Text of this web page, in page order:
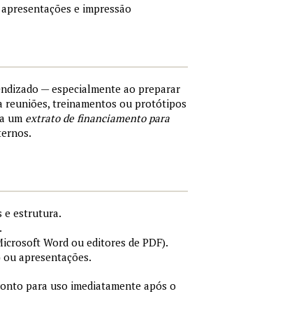
e impressão
— especialmente ao preparar
reuniões, treinamentos ou protótipos
um extrato de financiamento para
e estrutura.
Word ou editores de PDF).
apresentações.
para uso imediatamente após o